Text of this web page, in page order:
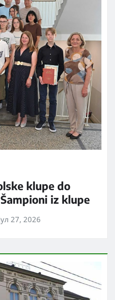
klupe do
iz klupe
27, 2026